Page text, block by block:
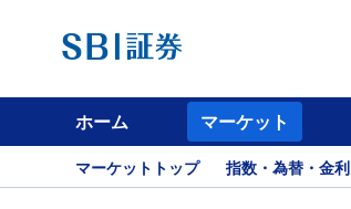
ホーム マーケット
マーケットトップ 指数・為替・金利